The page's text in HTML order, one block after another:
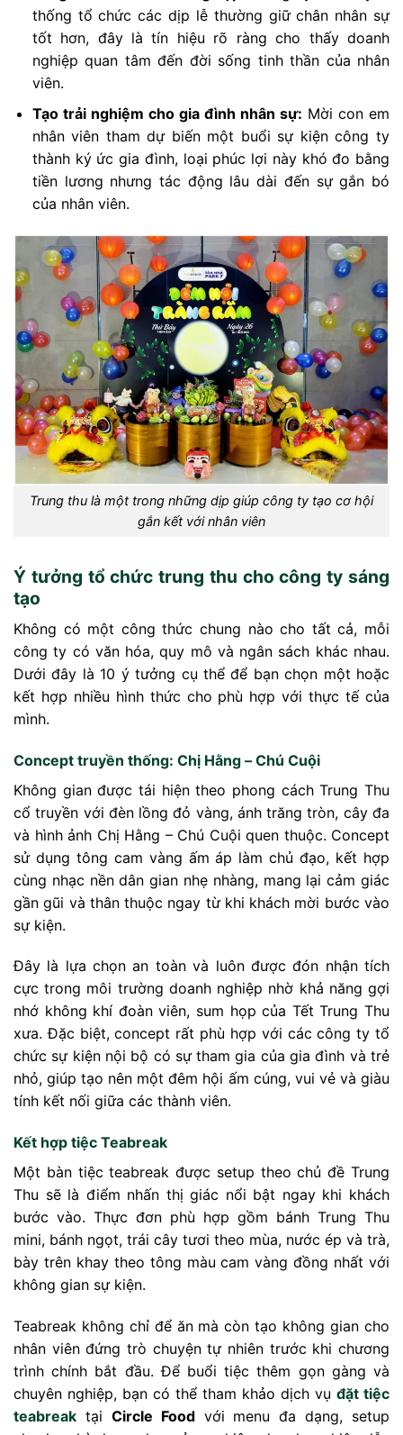
thống tổ chức các dịp lễ thường giữ chân nhân sự
tốt hơn, đây là tín hiệu rõ ràng cho thấy doanh
nghiệp quan tâm đến đời sống tinh thần của nhân
viên.
Tạo trải nghiệm cho gia đình nhân sự: Mời con em
nhân viên tham dự biến một buổi sự kiện công ty
thành ký ức gia đình, loại phúc lợi này khó đo bằng
tiền lương nhưng tác động lâu dài đến sự gắn bó
của nhân viên.
Trung thu là một trong những dịp giúp công ty tạo cơ hội
gắn kết với nhân viên
Ý tưởng tổ chức trung thu cho công ty sáng
tạo
Không có một công thức chung nào cho tất cả, mỗi
công ty có văn hóa, quy mô và ngân sách khác nhau.
Dưới đây là 10 ý tưởng cụ thể để bạn chọn một hoặc
kết hợp nhiều hình thức cho phù hợp với thực tế của
mình.
Concept truyền thống: Chị Hằng – Chú Cuội
Không gian được tái hiện theo phong cách Trung Thu
cổ truyền với đèn lồng đỏ vàng, ánh trăng tròn, cây đa
và hình ảnh Chị Hằng – Chú Cuội quen thuộc. Concept
sử dụng tông cam vàng ấm áp làm chủ đạo, kết hợp
cùng nhạc nền dân gian nhẹ nhàng, mang lại cảm giác
gần gũi và thân thuộc ngay từ khi khách mời bước vào
sự kiện.
Đây là lựa chọn an toàn và luôn được đón nhận tích
cực trong môi trường doanh nghiệp nhờ khả năng gợi
nhớ không khí đoàn viên, sum họp của Tết Trung Thu
xưa. Đặc biệt, concept rất phù hợp với các công ty tổ
chức sự kiện nội bộ có sự tham gia của gia đình và trẻ
nhỏ, giúp tạo nên một đêm hội ấm cúng, vui vẻ và giàu
tính kết nối giữa các thành viên.
Kết hợp tiệc Teabreak
Một bàn tiệc teabreak được setup theo chủ đề Trung
Thu sẽ là điểm nhấn thị giác nổi bật ngay khi khách
bước vào. Thực đơn phù hợp gồm bánh Trung Thu
mini, bánh ngọt, trái cây tươi theo mùa, nước ép và trà,
bày trên khay theo tông màu cam vàng đồng nhất với
không gian sự kiện.
Teabreak không chỉ để ăn mà còn tạo không gian cho
nhân viên đứng trò chuyện tự nhiên trước khi chương
trình chính bắt đầu. Để buổi tiệc thêm gọn gàng và
chuyên nghiệp, bạn có thể tham khảo dịch vụ đặt tiệc
teabreak tại Circle Foodvới menu đa dạng, setup